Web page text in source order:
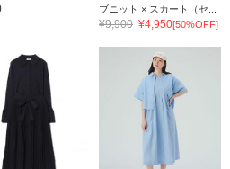
ブニット × スカート（セ...
¥9,900 ¥4,950[50%OFF]